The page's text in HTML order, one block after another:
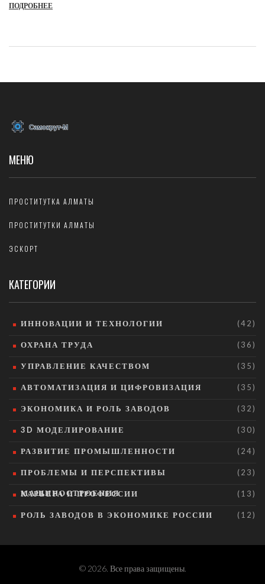
твердотельное, поверхностное и сеточное моделирование. Каждый из
конструкций. Понимание различий между этими методами
ПОДРОБНЕЕ
МЕНЮ
ПРОСТИТУТКА АЛМАТЫ
ПРОСТИТУТКИ АЛМАТЫ
ЭСКОРТ
КАТЕГОРИИ
ИННОВАЦИИ И ТЕХНОЛОГИИ (42)
ОХРАНА ТРУДА (36)
УПРАВЛЕНИЕ КАЧЕСТВОМ (35)
АВТОМАТИЗАЦИЯ И ЦИФРОВИЗАЦИЯ (35)
ЭКОНОМИКА И РОЛЬ ЗАВОДОВ (32)
3D МОДЕЛИРОВАНИЕ (30)
РАЗВИТИЕ ПРОМЫШЛЕННОСТИ (24)
ПРОБЛЕМЫ И ПЕРСПЕКТИВЫ
МАШИНОСТРОЕНИЯ
(23)
КАРЬЕРА И ПРОФЕССИИ (13)
РОЛЬ ЗАВОДОВ В ЭКОНОМИКЕ РОССИИ (12)
© 2026. Все права защищены.